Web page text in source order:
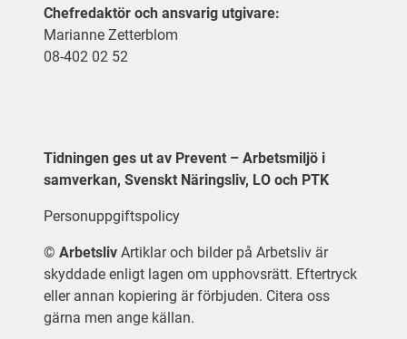
Chefredaktör och ansvarig utgivare:
Marianne Zetterblom
08-402 02 52
Tidningen ges ut av Prevent – Arbetsmiljö i
samverkan, Svenskt Näringsliv, LO och PTK
Personuppgiftspolicy
© Arbetsliv Artiklar och bilder på Arbetsliv är
skyddade enligt lagen om upphovsrätt. Eftertryck
eller annan kopiering är förbjuden. Citera oss
gärna men ange källan.